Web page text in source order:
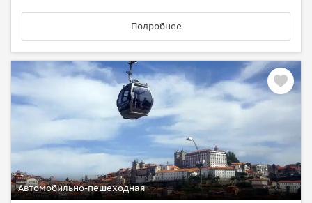
Подробнее
Автомобильно-пешеходная